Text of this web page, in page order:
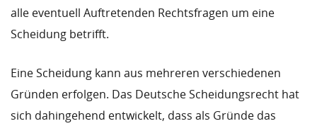
alle eventuell Auftretenden Rechtsfragen um eine
Scheidung betrifft.
Eine Scheidung kann aus mehreren verschiedenen
Gründen erfolgen. Das Deutsche Scheidungsrecht hat
sich dahingehend entwickelt, dass als Gründe das